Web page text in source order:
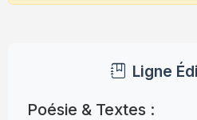
Ligne
Poésie & Textes :